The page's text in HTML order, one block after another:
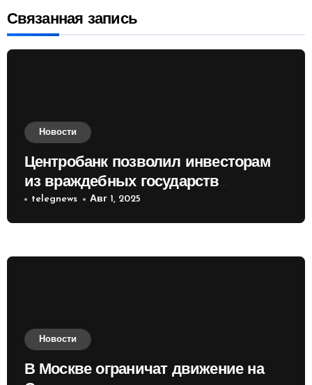
Связанная запись
Новости
Центробанк позволил инвесторам
из враждебных государств
приобретать валюту
telegnews Авг 1, 2025
Новости
В Москве ограничат движение на